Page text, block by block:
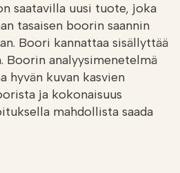
saatavilla uusi tuote, joka
tasaisen boorin saannin
Boori kannattaa sisällyttää
Boorin analyysimenetelmä
hyvän kuvan kasvien
ja kokonaisuus
mahdollista saada